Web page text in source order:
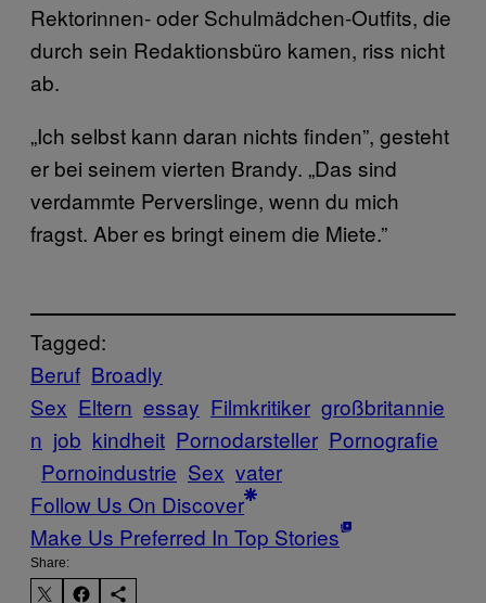
Rektorinnen- oder Schulmädchen-Outfits, die
durch sein Redaktionsbüro kamen, riss nicht
ab.
„Ich selbst kann daran nichts finden”, gesteht
er bei seinem vierten Brandy. „Das sind
verdammte Perverslinge, wenn du mich
fragst. Aber es bringt einem die Miete.”
Tagged:
Beruf Broadly
Sex Eltern essay Filmkritiker großbritannie
n job kindheit Pornodarsteller Pornografie
Pornoindustrie Sex vater
Follow Us On Discover
Make Us Preferred In Top Stories
Share: